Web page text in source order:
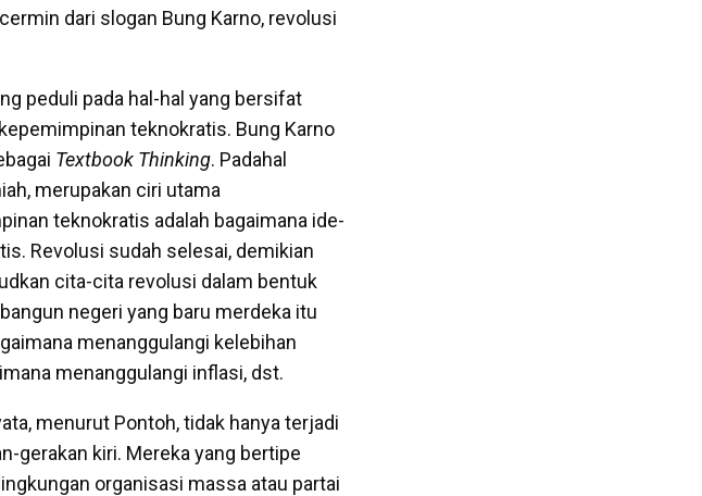
dari slogan Bung Karno, revolusi
peduli pada hal-hal yang bersifat
teknokratis. Bung Karno
Textbook Thinking. Padahal
merupakan ciri utama
teknokratis adalah bagaimana ide-
Revolusi sudah selesai, demikian
cita-cita revolusi dalam bentuk
negeri yang baru merdeka itu
menanggulangi kelebihan
menanggulangi inflasi, dst.
menurut Pontoh, tidak hanya terjadi
gerakan kiri. Mereka yang bertipe
organisasi massa atau partai